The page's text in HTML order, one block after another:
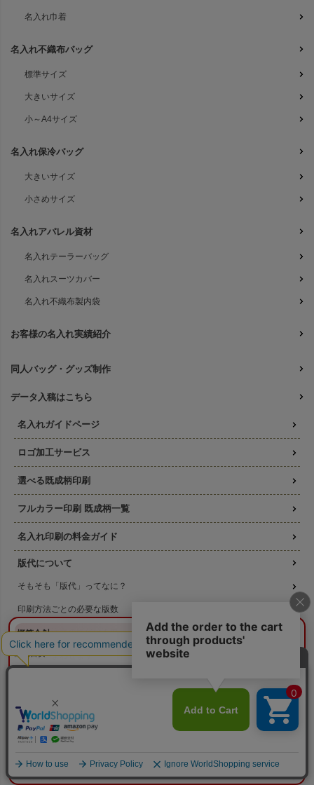
概算合計 ¥0 閉じる
—
印刷サイズ：
—
—
オプション：特殊インクを使用しない
本体代： ¥0 印刷代：¥0
オプション代：¥0
名入れ巾着
名入れ不織布バッグ
標準サイズ
大きいサイズ
小～A4サイズ
名入れ保冷バッグ
大きいサイズ
小さめサイズ
名入れアパレル資材
名入れテーラーバッグ
名入れスーツカバー
名入れ不織布製内袋
お客様の名入れ実績紹介
同人バッグ・グッズ制作
データ入稿はこちら
名入れガイドページ
ロゴ加工サービス
選べる既成柄印刷
フルカラー印刷 既成柄一覧
名入れ印刷の料金ガイド
版代について
そもそも「版代」ってなに？
印刷方法ごとの必要な版数
リピート注文の版代は不要
版は使いまわせます
印刷方法について
シルクスクリーン印刷
高温転写印刷